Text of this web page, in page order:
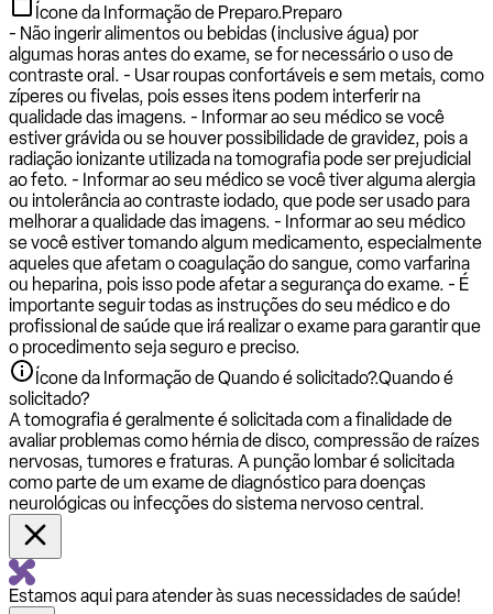
Ícone da Informação de Preparo.Preparo
- Não ingerir alimentos ou bebidas (inclusive água) por
algumas horas antes do exame, se for necessário o uso de
contraste oral. - Usar roupas confortáveis e sem metais, como
zíperes ou fivelas, pois esses itens podem interferir na
qualidade das imagens. - Informar ao seu médico se você
estiver grávida ou se houver possibilidade de gravidez, pois a
radiação ionizante utilizada na tomografia pode ser prejudicial
ao feto. - Informar ao seu médico se você tiver alguma alergia
ou intolerância ao contraste iodado, que pode ser usado para
melhorar a qualidade das imagens. - Informar ao seu médico
se você estiver tomando algum medicamento, especialmente
aqueles que afetam o coagulação do sangue, como varfarina
ou heparina, pois isso pode afetar a segurança do exame. - É
importante seguir todas as instruções do seu médico e do
profissional de saúde que irá realizar o exame para garantir que
o procedimento seja seguro e preciso.
Ícone da Informação de Quando é solicitado?.Quando é
solicitado?
A tomografia é geralmente é solicitada com a finalidade de
avaliar problemas como hérnia de disco, compressão de raízes
nervosas, tumores e fraturas. A punção lombar é solicitada
como parte de um exame de diagnóstico para doenças
neurológicas ou infecções do sistema nervoso central.
Estamos aqui para atender às suas necessidades de saúde!